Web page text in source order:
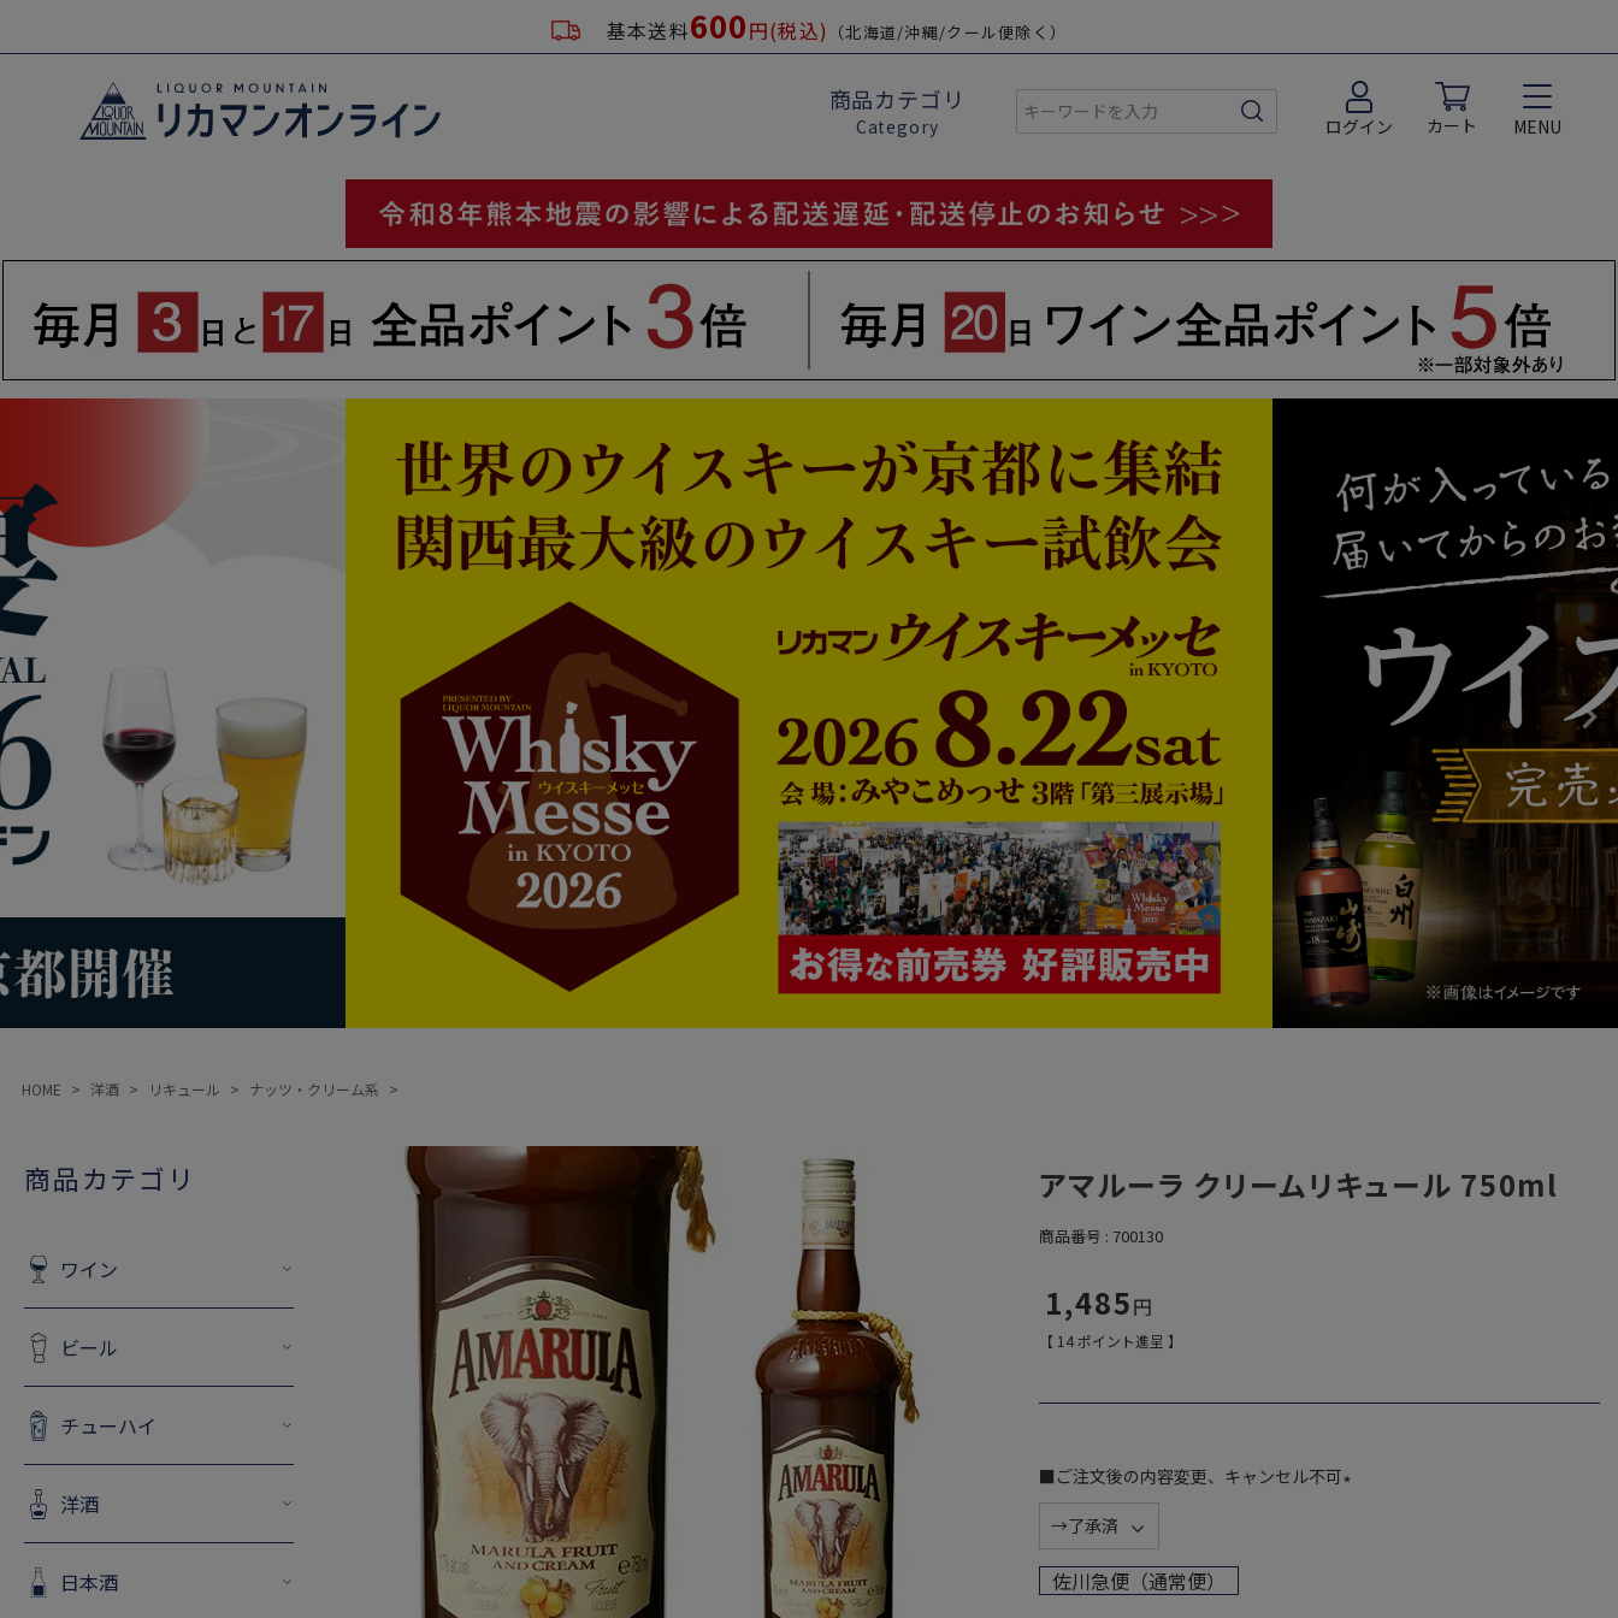
基本送料600円(税込) （北海道/沖縄/クール便除く）
商品カテゴリ
Category ログイン カート MENU
HOME 洋酒 リキュール ナッツ・クリーム系
商品カテゴリ
ワイン
ビール
チューハイ
洋酒
日本酒
アマルーラ クリームリキュール 750ml
商品番号 700130
1,485
【 14ポイント進呈 】
■ご注文後の内容変更、キャンセル不可
佐川急便（通常便）